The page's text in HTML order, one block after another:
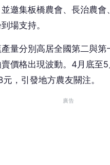
邀集板橋農會、長治農
場支持。
量分別高居全國第二與
價格出現波動。4月底至
，引發地方農友關注。
廣告